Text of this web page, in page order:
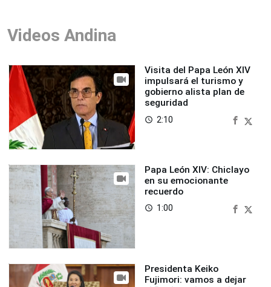
Videos Andina
Visita del Papa León XIV
impulsará el turismo y
gobierno alista plan de
seguridad
access_time 2:10
Papa León XIV: Chiclayo
en su emocionante
recuerdo
access_time 1:00
Presidenta Keiko
Fujimori: vamos a dejar